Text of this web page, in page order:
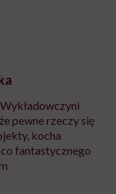
pewne rzeczy się
kocha
fantastycznego